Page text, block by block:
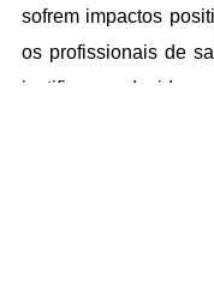
sofrem impactos
os profissionais de
justificam, devido